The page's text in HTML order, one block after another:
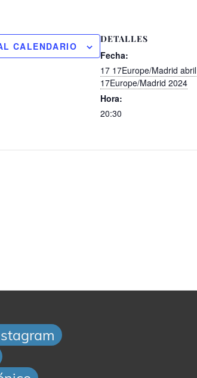
CALENDARIO
DETALLES
Fecha:
17 17Europe/Madrid abril
17Europe/Madrid 2024
Hora:
20:30